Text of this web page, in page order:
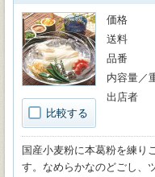
比較する
価格
送料
品番
内容量／
出店者
国産小麦粉に本葛粉を練り
す。なめらかなのどごし、